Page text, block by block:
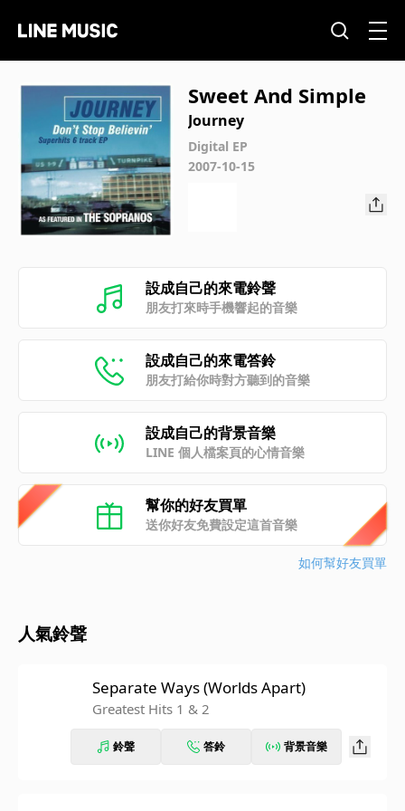
Sweet And Simple
Journey
Digital EP
2007-10-15
設成自己的來電鈴聲
朋友打來時手機響起的音樂
設成自己的來電答鈴
朋友打給你時對方聽到的音樂
設成自己的背景音樂
LINE 個人檔案頁的心情音樂
幫你的好友買單
送你好友免費設定這首音樂
如何幫好友買單
人氣鈴聲
Separate Ways (Worlds Apart)
Greatest Hits 1 & 2
鈴聲 答鈴 背景音樂